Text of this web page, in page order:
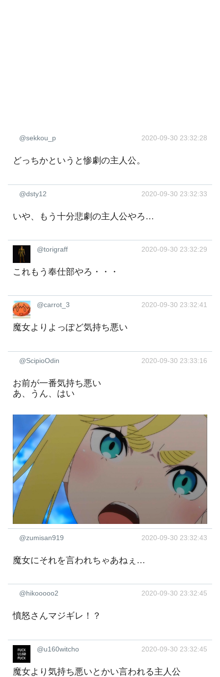
@sekkou_p 2020-09-30 23:32:28
どっちかというと惨劇の主人公。
@dsty12 2020-09-30 23:32:33
いや、もう十分悲劇の主人公やろ…
@torigraff 2020-09-30 23:32:29
これもう奉仕部やろ・・・
@carrot_3 2020-09-30 23:32:41
魔女よりよっぽど気持ち悪い
@ScipioOdin 2020-09-30 23:33:16
お前が一番気持ち悪い
あ、うん、はい
@zumisan919 2020-09-30 23:32:43
魔女にそれを言われちゃあねぇ…
@hikooooo2 2020-09-30 23:32:45
憤怒さんマジギレ！？
@u160witcho 2020-09-30 23:32:45
魔女より気持ち悪いとかい言われる主人公